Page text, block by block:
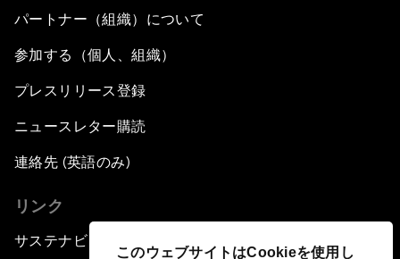
このウェブサイトはCookieを使用し
パートナー（組織）について
参加する（個人、組織）
プレスリリース登録
ニュースレター購読
連絡先 (英語のみ)
リンク
サステナビリティへの取り組み